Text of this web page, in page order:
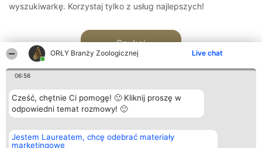
ORŁY Branży Zoologicznej Live chat
06:56
Cześć, chętnie Ci pomogę! 🙂 Kliknij proszę w
odpowiedni temat rozmowy! 🙂
Jestem Laureatem, chcę odebrać materiały
marketingowe
wyszukiwarkę. Korzystaj tylko z usług najlepszych!
Szukaj
Organizator plebiscytu
Bright Side Solutions sp. z o.
o. sp. k.
Plebiscyt
Laureaci
Kontakt
Kontakt